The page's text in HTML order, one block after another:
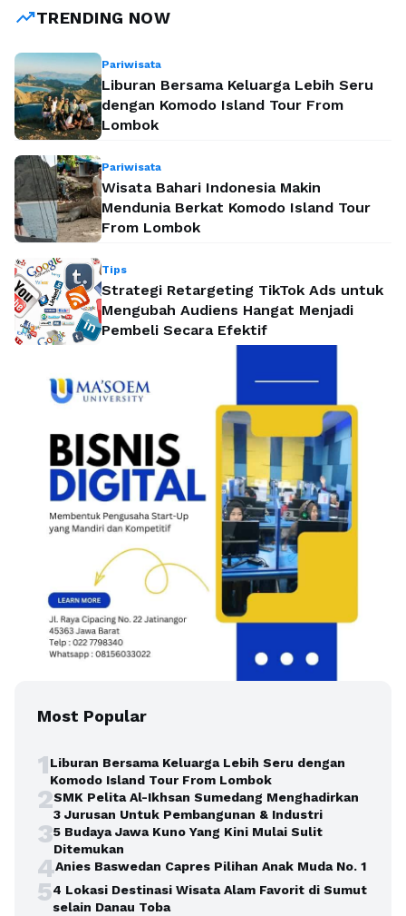
Baca Selengkapnya
trending_upTRENDING NOW
Pariwisata
Liburan Bersama Keluarga Lebih Seru
dengan Komodo Island Tour From
Lombok
Pariwisata
Wisata Bahari Indonesia Makin
Mendunia Berkat Komodo Island Tour
From Lombok
Tips
Strategi Retargeting TikTok Ads untuk
Mengubah Audiens Hangat Menjadi
Pembeli Secara Efektif
Most Popular
1Liburan Bersama Keluarga Lebih Seru dengan
Komodo Island Tour From Lombok
2SMK Pelita Al-Ikhsan Sumedang Menghadirkan
3 Jurusan Untuk Pembangunan & Industri
35 Budaya Jawa Kuno Yang Kini Mulai Sulit
Ditemukan
4Anies Baswedan Capres Pilihan Anak Muda No. 1
54 Lokasi Destinasi Wisata Alam Favorit di Sumut
selain Danau Toba